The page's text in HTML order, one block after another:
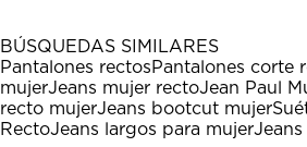
1
estrella
Esta
acción
abrirá
el
estrellas.
Esta
acción
abrirá
el
estrellas.
Esta
acción
abrirá
el
estrellas.
Esta
acción
abrirá
el
estrellas.
Esta
acción
abrirá
el
BÚSQUEDAS SIMILARES
Pantalones rectosPantalones corte
mujerJeans mujer rectoJean Paul
recto mujerJeans bootcut mujer
RectoJeans largos para mujer